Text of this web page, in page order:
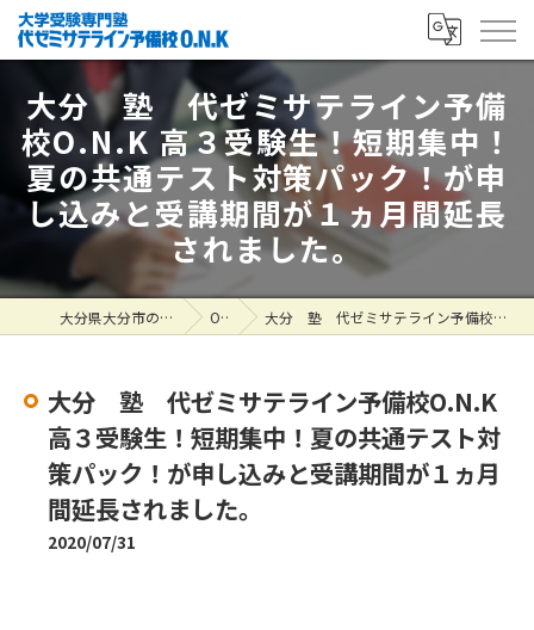
大分 塾 代ゼミサテライン予備
校O.N.K 高３受験生！短期集中！
夏の共通テスト対策パック！が申
し込みと受講期間が１ヵ月間延長
されました。
大分県大分市の塾なら大学受験専門塾 代ゼミサテライン予備校O.N.K ONK掲示板 大分 塾 代ゼミサテライン予備校O.N.K 高３受験生！短期集中！夏の共通テスト対策パック！が申し込みと受講期間が１ヵ月間延長されました。
大分 塾 代ゼミサテライン予備校O.N.K
高３受験生！短期集中！夏の共通テスト対
策パック！が申し込みと受講期間が１ヵ月
間延長されました。
2020/07/31